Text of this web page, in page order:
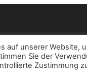
Bund der Selbständigen
auf unserer Website,
Sie der
Zustimmung